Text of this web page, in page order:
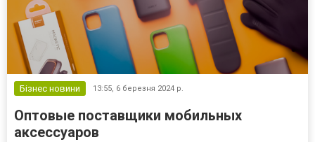
Бізнес новини 13:55, 6 березня 2024 р.
Оптовые поставщики мобильных
аксессуаров